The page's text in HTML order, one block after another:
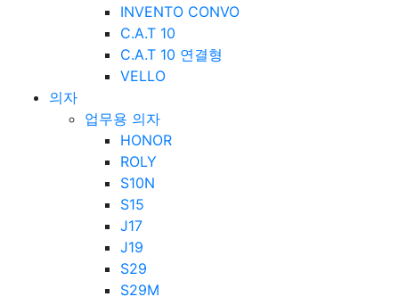
INVENTO CONVO
C.A.T 10
C.A.T 10 연결형
VELLO
의자
업무용 의자
HONOR
ROLY
S10N
S15
J17
J19
S29
S29M